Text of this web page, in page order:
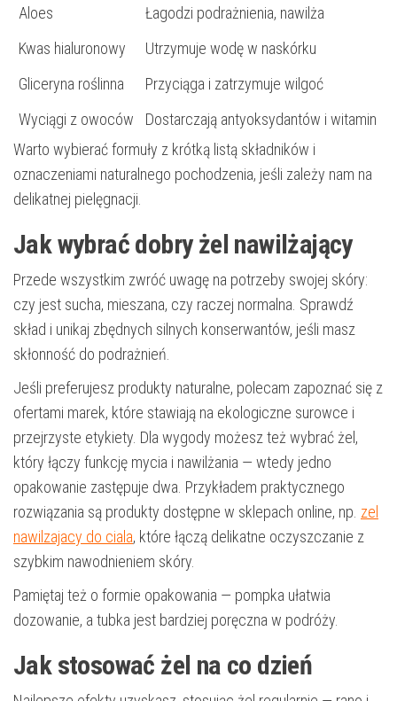
Aloes
Łagodzi podrażnienia, nawilża
Kwas hialuronowy
Utrzymuje wodę w naskórku
Gliceryna roślinna
Przyciąga i zatrzymuje wilgoć
Wyciągi z owoców
Dostarczają antyoksydantów i witamin
Warto wybierać formuły z krótką listą składników i
oznaczeniami naturalnego pochodzenia, jeśli zależy nam na
delikatnej pielęgnacji.
Jak wybrać dobry żel nawilżający
Przede wszystkim zwróć uwagę na potrzeby swojej skóry:
czy jest sucha, mieszana, czy raczej normalna. Sprawdź
skład i unikaj zbędnych silnych konserwantów, jeśli masz
skłonność do podrażnień.
Jeśli preferujesz produkty naturalne, polecam zapoznać się z
ofertami marek, które stawiają na ekologiczne surowce i
przejrzyste etykiety. Dla wygody możesz też wybrać żel,
który łączy funkcję mycia i nawilżania — wtedy jedno
opakowanie zastępuje dwa. Przykładem praktycznego
rozwiązania są produkty dostępne w sklepach online, np. zel
nawilzajacy do ciala, które łączą delikatne oczyszczanie z
szybkim nawodnieniem skóry.
Pamiętaj też o formie opakowania — pompka ułatwia
dozowanie, a tubka jest bardziej poręczna w podróży.
Jak stosować żel na co dzień